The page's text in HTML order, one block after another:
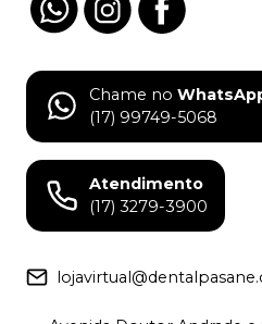
Chame no
(17) 99749-5068
Atendimento
(17) 3279-3900